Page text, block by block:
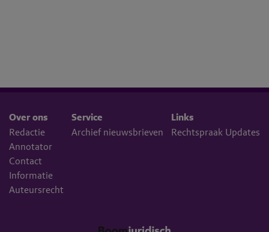
Over ons
Redactie
Annotator
Contact
Informatie
Auteursrecht
Service
Archief nieuwsbrieven
Links
Rechtspraak Updates